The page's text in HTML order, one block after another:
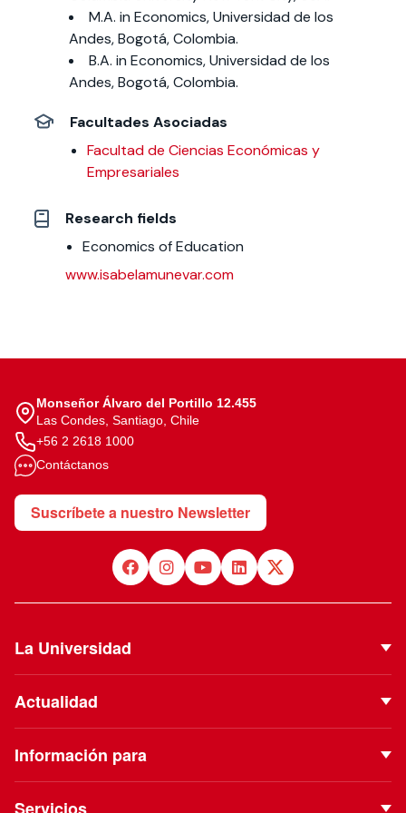
M.A. in Economics, Universidad de los
Andes, Bogotá, Colombia.
B.A. in Economics, Universidad de los
Andes, Bogotá, Colombia.
Facultades Asociadas
Facultad de Ciencias Económicas y
Empresariales
Research fields
Economics of Education
www.isabelamunevar.com
Monseñor Álvaro del Portillo 12.455
Las Condes, Santiago, Chile
+56 2 2618 1000
Contáctanos
Suscríbete a nuestro Newsletter
La Universidad
Proyecto Institucional
Vinculación con el Medio
Actualidad
Podcast
Información para